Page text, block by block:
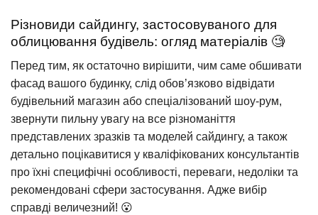
Різновиди сайдингу, застосовуваного для
облицювання будівель: огляд матеріалів 🧐
Перед тим, як остаточно вирішити, чим саме обшивати
фасад вашого будинку, слід обов’язково відвідати
будівельний магазин або спеціалізований шоу-рум,
звернути пильну увагу на все різноманіття
представлених зразків та моделей сайдингу, а також
детально поцікавитися у кваліфікованих консультантів
про їхні специфічні особливості, переваги, недоліки та
рекомендовані сфери застосування. Адже вибір
справді величезний! 😮